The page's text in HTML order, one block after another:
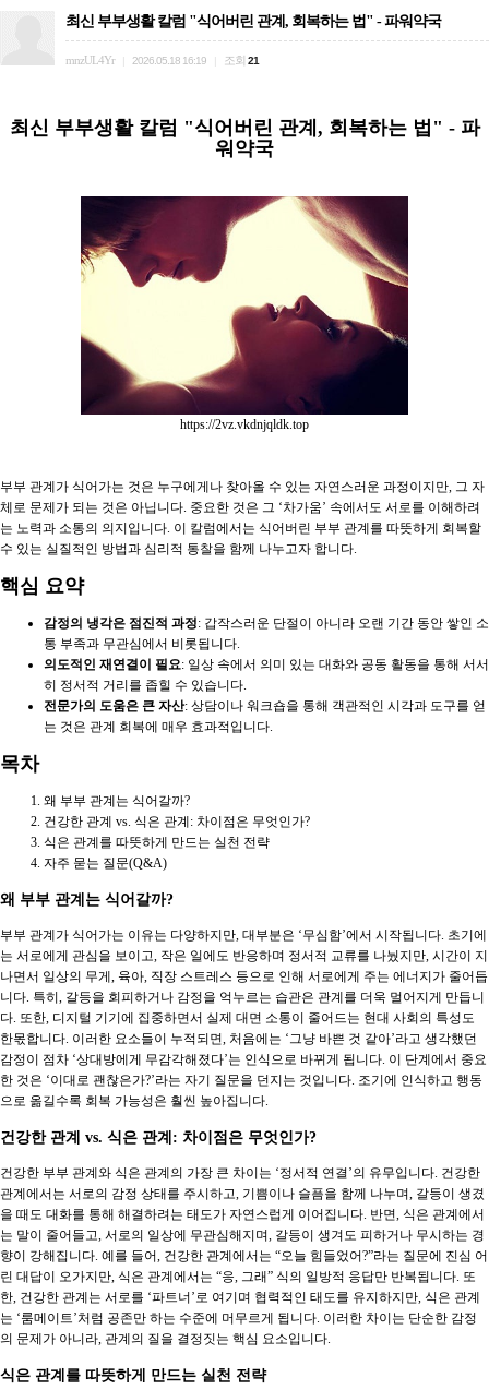
최신 부부생활 칼럼 "식어버린 관계, 회복하는 법" - 파워약국
mnzUL4Yr 2026.05.18 16:19 조회 21
최신 부부생활 칼럼 "식어버린 관계, 회복하는 법" - 파
워약국
https://2vz.vkdnjqldk.top
부부 관계가 식어가는 것은 누구에게나 찾아올 수 있는 자연스러운 과정이지만, 그 자
체로 문제가 되는 것은 아닙니다. 중요한 것은 그 ‘차가움’ 속에서도 서로를 이해하려
는 노력과 소통의 의지입니다. 이 칼럼에서는 식어버린 부부 관계를 따뜻하게 회복할
수 있는 실질적인 방법과 심리적 통찰을 함께 나누고자 합니다.
핵심 요약
감정의 냉각은 점진적 과정: 갑작스러운 단절이 아니라 오랜 기간 동안 쌓인 소
통 부족과 무관심에서 비롯됩니다.
의도적인 재연결이 필요: 일상 속에서 의미 있는 대화와 공동 활동을 통해 서서
히 정서적 거리를 좁힐 수 있습니다.
전문가의 도움은 큰 자산: 상담이나 워크숍을 통해 객관적인 시각과 도구를 얻
는 것은 관계 회복에 매우 효과적입니다.
목차
왜 부부 관계는 식어갈까?
건강한 관계 vs. 식은 관계: 차이점은 무엇인가?
식은 관계를 따뜻하게 만드는 실천 전략
자주 묻는 질문(Q&A)
왜 부부 관계는 식어갈까?
부부 관계가 식어가는 이유는 다양하지만, 대부분은 ‘무심함’에서 시작됩니다. 초기에
는 서로에게 관심을 보이고, 작은 일에도 반응하며 정서적 교류를 나눴지만, 시간이 지
나면서 일상의 무게, 육아, 직장 스트레스 등으로 인해 서로에게 주는 에너지가 줄어듭
니다. 특히, 갈등을 회피하거나 감정을 억누르는 습관은 관계를 더욱 멀어지게 만듭니
다. 또한, 디지털 기기에 집중하면서 실제 대면 소통이 줄어드는 현대 사회의 특성도
한몫합니다. 이러한 요소들이 누적되면, 처음에는 ‘그냥 바쁜 것 같아’라고 생각했던
감정이 점차 ‘상대방에게 무감각해졌다’는 인식으로 바뀌게 됩니다. 이 단계에서 중요
한 것은 ‘이대로 괜찮은가?’라는 자기 질문을 던지는 것입니다. 조기에 인식하고 행동
으로 옮길수록 회복 가능성은 훨씬 높아집니다.
건강한 관계 vs. 식은 관계: 차이점은 무엇인가?
건강한 부부 관계와 식은 관계의 가장 큰 차이는 ‘정서적 연결’의 유무입니다. 건강한
관계에서는 서로의 감정 상태를 주시하고, 기쁨이나 슬픔을 함께 나누며, 갈등이 생겼
을 때도 대화를 통해 해결하려는 태도가 자연스럽게 이어집니다. 반면, 식은 관계에서
는 말이 줄어들고, 서로의 일상에 무관심해지며, 갈등이 생겨도 피하거나 무시하는 경
향이 강해집니다. 예를 들어, 건강한 관계에서는 “오늘 힘들었어?”라는 질문에 진심 어
린 대답이 오가지만, 식은 관계에서는 “응, 그래” 식의 일방적 응답만 반복됩니다. 또
한, 건강한 관계는 서로를 ‘파트너’로 여기며 협력적인 태도를 유지하지만, 식은 관계
는 ‘룸메이트’처럼 공존만 하는 수준에 머무르게 됩니다. 이러한 차이는 단순한 감정
의 문제가 아니라, 관계의 질을 결정짓는 핵심 요소입니다.
식은 관계를 따뜻하게 만드는 실천 전략